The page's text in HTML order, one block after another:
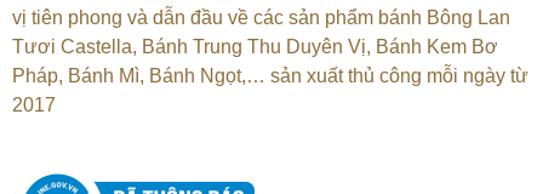
vị tiên phong và dẫn đầu về các sản phẩm bánh Bông Lan
Tươi Castella, Bánh Trung Thu Duyên Vị, Bánh Kem Bơ
Pháp, Bánh Mì, Bánh Ngọt,… sản xuất thủ công mỗi ngày từ
2017